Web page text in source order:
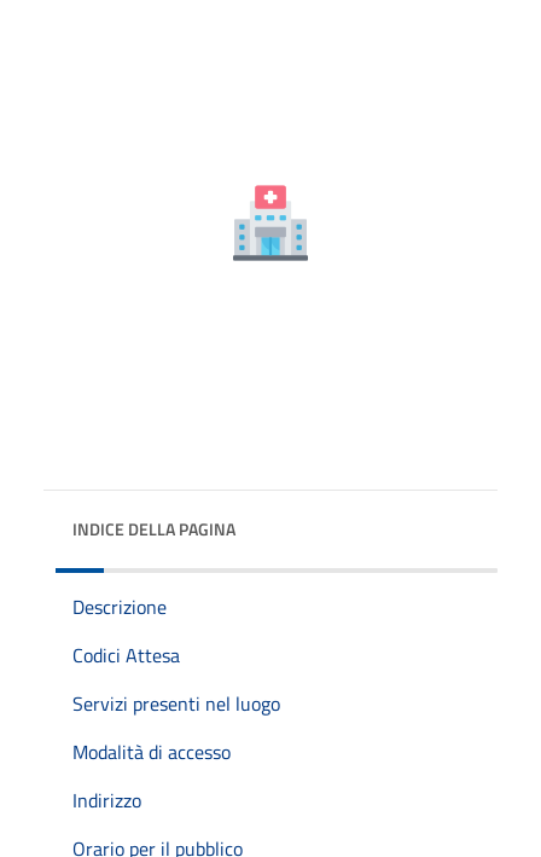
INDICE DELLA PAGINA
Descrizione
Codici Attesa
Servizi presenti nel luogo
Modalità di accesso
Indirizzo
Orario per il pubblico